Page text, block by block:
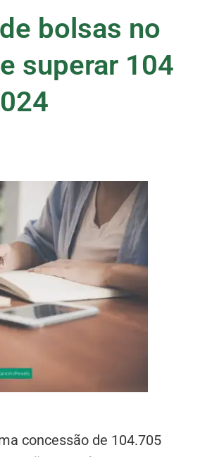
bolsas no
superar 104
concessão de 104.705